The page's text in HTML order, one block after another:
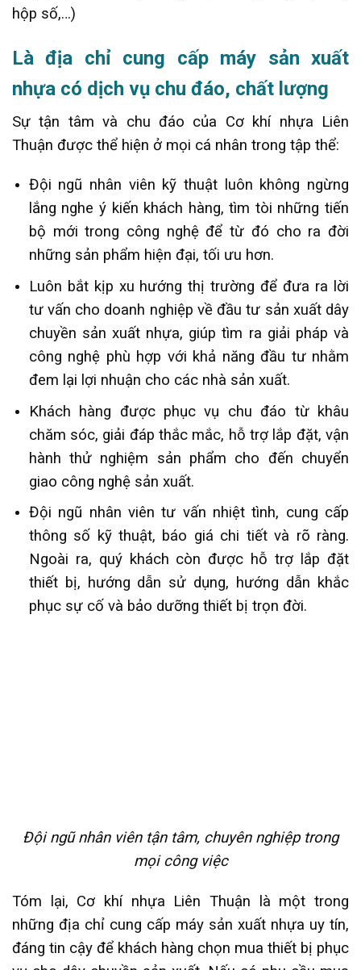
hộp số,…)
Là địa chỉ cung cấp máy sản xuất
nhựa có dịch vụ chu đáo, chất lượng
Sự tận tâm và chu đáo của Cơ khí nhựa Liên
Thuận được thể hiện ở mọi cá nhân trong tập thể:
Đội ngũ nhân viên kỹ thuật luôn không ngừng
lắng nghe ý kiến khách hàng, tìm tòi những tiến
bộ mới trong công nghệ để từ đó cho ra đời
những sản phẩm hiện đại, tối ưu hơn.
Luôn bắt kịp xu hướng thị trường để đưa ra lời
tư vấn cho doanh nghiệp về đầu tư sản xuất dây
chuyền sản xuất nhựa, giúp tìm ra giải pháp và
công nghệ phù hợp với khả năng đầu tư nhằm
đem lại lợi nhuận cho các nhà sản xuất.
Khách hàng được phục vụ chu đáo từ khâu
chăm sóc, giải đáp thắc mắc, hỗ trợ lắp đặt, vận
hành thử nghiệm sản phẩm cho đến chuyển
giao công nghệ sản xuất.
Đội ngũ nhân viên tư vấn nhiệt tình, cung cấp
thông số kỹ thuật, báo giá chi tiết và rõ ràng.
Ngoài ra, quý khách còn được hỗ trợ lắp đặt
thiết bị, hướng dẫn sử dụng, hướng dẫn khắc
phục sự cố và bảo dưỡng thiết bị trọn đời.
Đội ngũ nhân viên tận tâm, chuyên nghiệp trong
mọi công việc
Tóm lại, Cơ khí nhựa Liên Thuận là một trong
những địa chỉ cung cấp máy sản xuất nhựa uy tín,
đáng tin cậy để khách hàng chọn mua thiết bị phục